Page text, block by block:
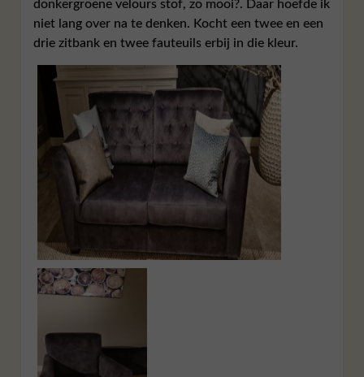
donkergroene velours stof, zo mooi?. Daar hoefde ik
niet lang over na te denken. Kocht een twee en een
drie zitbank en twee fauteuils erbij in die kleur.